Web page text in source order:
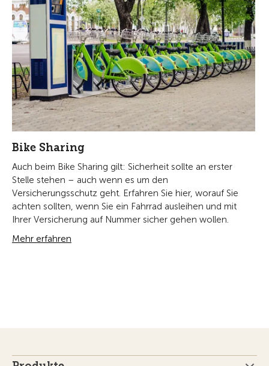
Bike Sharing
Auch beim Bike Sharing gilt: Sicherheit sollte an erster
Stelle stehen – auch wenn es um den
Versicherungsschutz geht. Erfahren Sie hier, worauf Sie
achten sollten, wenn Sie ein Fahrrad ausleihen und mit
Ihrer Versicherung auf Nummer sicher gehen wollen.
Mehr erfahren